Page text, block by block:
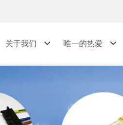
关于我们 唯一的热爱